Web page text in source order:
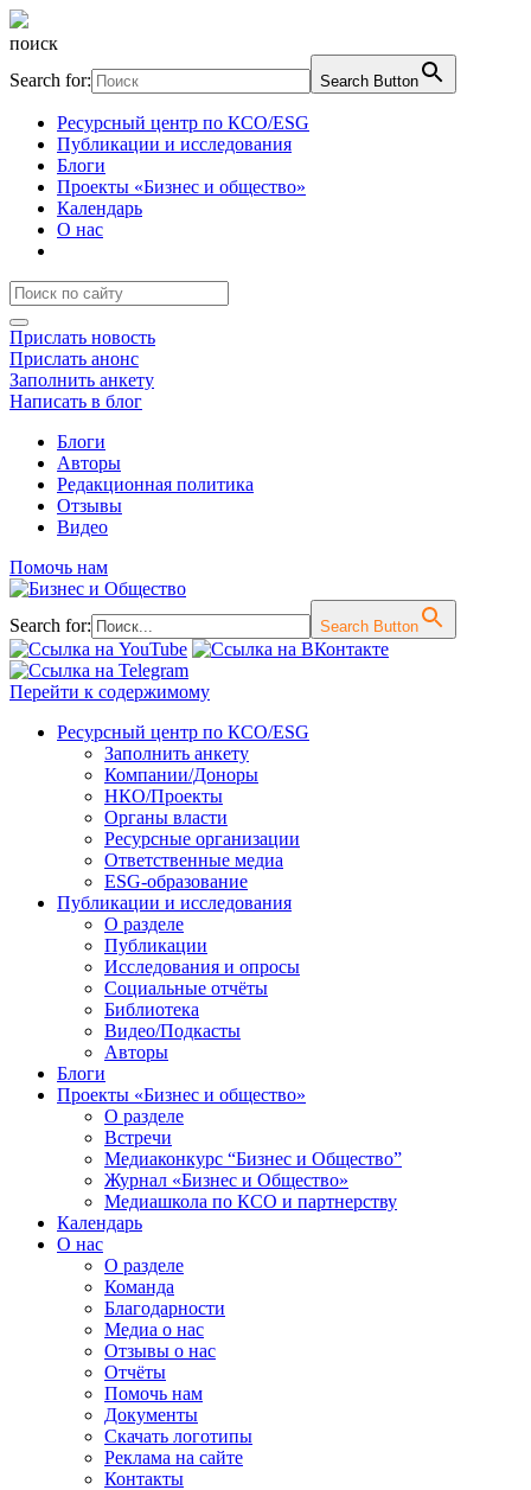
поиск
Search for:
Search Button
Ресурсный центр по КСО/ESG
Публикации и исследования
Блоги
Проекты «Бизнес и общество»
Календарь
О нас
Прислать новость
Прислать анонс
Заполнить анкету
Написать в блог
Блоги
Авторы
Редакционная политика
Отзывы
Видео
Помочь нам
Search for: Search Button
Перейти к содержимому
Ресурсный центр по КСО/ESG
Заполнить анкету
Компании/Доноры
НКО/Проекты
Органы власти
Ресурсные организации
Ответственные медиа
ESG-образование
Публикации и исследования
О разделе
Публикации
Исследования и опросы
Социальные отчёты
Библиотека
Видео/Подкасты
Авторы
Блоги
Проекты «Бизнес и общество»
О разделе
Встречи
Медиаконкурс “Бизнес и Общество”
Журнал «Бизнес и Общество»
Медиашкола по КСО и партнерству
Календарь
О нас
О разделе
Команда
Благодарности
Медиа о нас
Отзывы о нас
Отчёты
Помочь нам
Документы
Скачать логотипы
Реклама на сайте
Контакты